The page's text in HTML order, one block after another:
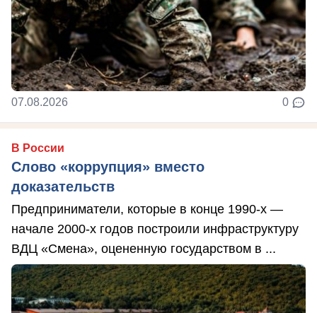
07.08.2026 0
В России
Слово «коррупция» вместо
доказательств
Предприниматели, которые в конце 1990-х —
начале 2000-х годов построили инфраструктуру
ВДЦ «Смена», оцененную государством в ...